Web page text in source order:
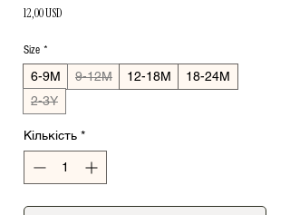
12,00 USD
Size *
6-9M 9-12M 12-18M
18-24M
2-3Y
Кількість *